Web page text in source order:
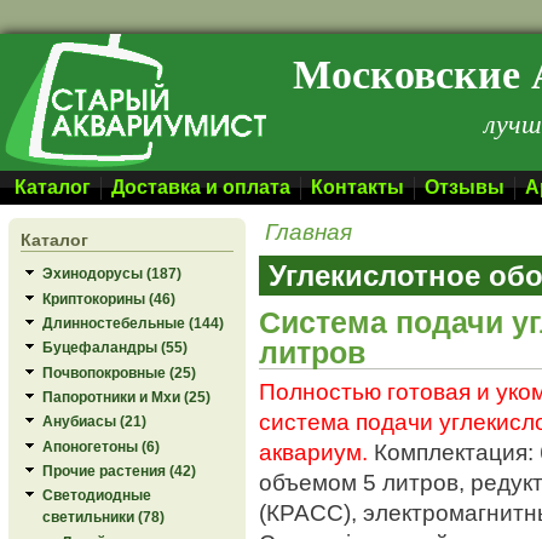
Перейти к основному содержанию Московские
Каталог Доставка и оплата Контакты Отзывы
Каталог
Эхинодорусы (187)
Криптокорины (46)
Длинностебельные (144)
Буцефаландры (55)
Почвопокровные (25)
Папоротники и Мхи (25)
Анубиасы (21)
Апоногетоны (6)
Прочие растения (42)
Светодиодные
светильники (78)
Главная
Углекислотное
Система подачи
литров
Полностью готовая и
система подачи
аквариум.
объемом 5 литров,
(КРАСС),